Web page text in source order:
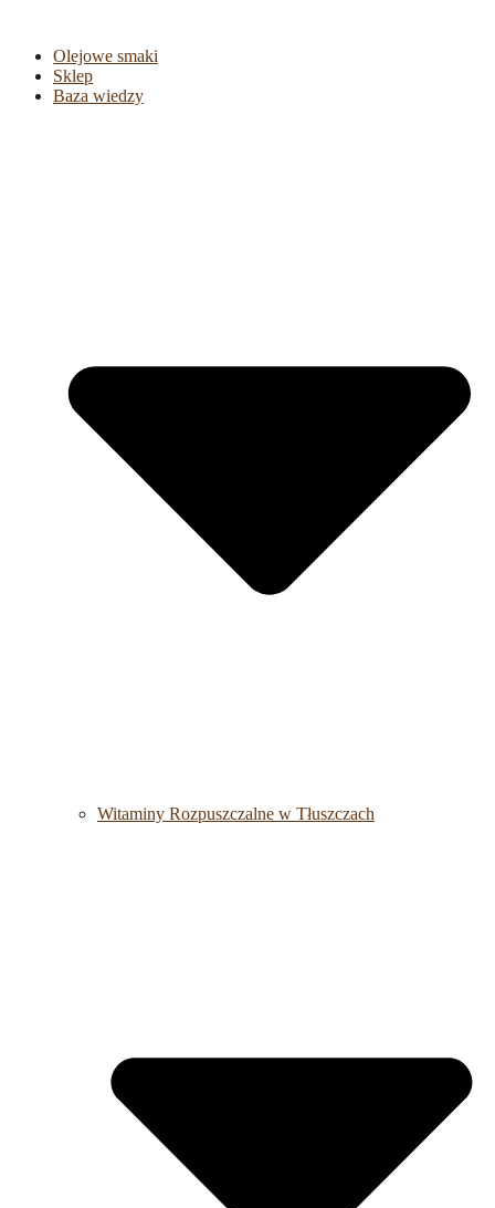
Olejowe smaki
Sklep
Baza wiedzy
Witaminy Rozpuszczalne w Tłuszczach